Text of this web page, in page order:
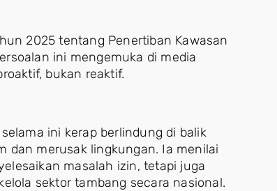
2025 tentang Penertiban Kawasan
ini mengemuka di media
bukan reaktif.
ini kerap berlindung di balik
dan merusak lingkungan. Ia menilai
masalah izin, tetapi juga
sektor tambang secara nasional.